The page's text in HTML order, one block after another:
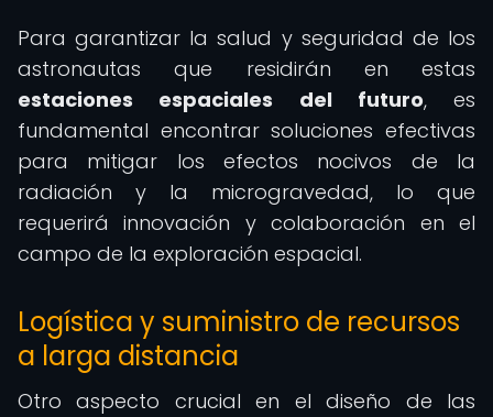
Para garantizar la salud y seguridad de los
astronautas que residirán en estas
estaciones espaciales del futuro, es
fundamental encontrar soluciones efectivas
para mitigar los efectos nocivos de la
radiación y la microgravedad, lo que
requerirá innovación y colaboración en el
campo de la exploración espacial.
Logística y suministro de recursos
a larga distancia
Otro aspecto crucial en el diseño de las